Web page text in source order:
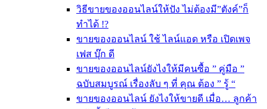
วิธีขายของออนไลน์ให้ปัง ไม่ต้องมี”ตังค์”ก็
ทำได้ !?
ขายของออนไลน์ ใช้ ไลน์แอด หรือ เปิดเพจ
เฟส บุ๊ก ดี
ขายของออนไลน์ยังไงให้มีคนซื้อ ” คู่มือ ”
ฉบับสมบูรณ์ เรื่องลับ ๆ ที่ คุณ ต้อง ” รู้ “
ขายของออนไลน์ ยังไงให้ขายดี เมื่อ… ลูกค้า